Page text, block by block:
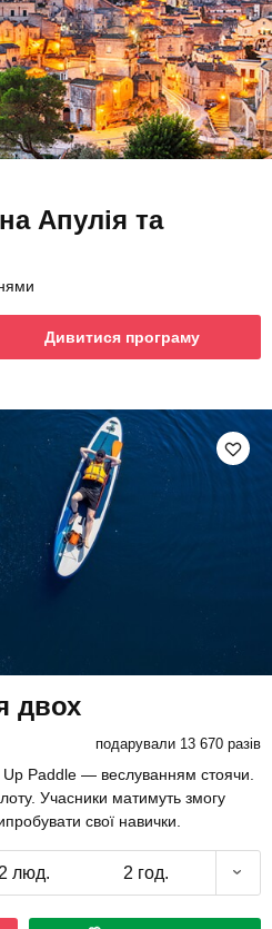
Апулія та
Дивитися програму
двох
подарували 13 670 разів
Up Paddle — веслуванням стоячи.
Учасники матимуть змогу
свої навички.
2 люд. 2 год.